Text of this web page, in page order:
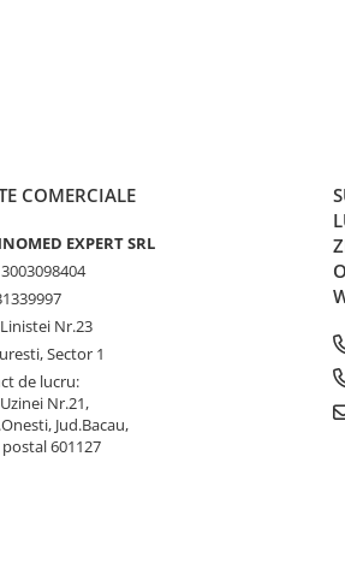
COMERCIALE
EXPERT SRL
Nr.23
Sector 1
de lucru:
Nr.21,
Jud.Bacau,
601127